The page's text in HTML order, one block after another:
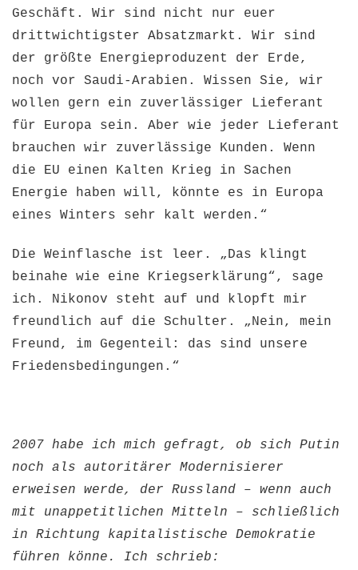
Geschäft. Wir sind nicht nur euer
drittwichtigster Absatzmarkt. Wir sind
der größte Energieproduzent der Erde,
noch vor Saudi-Arabien. Wissen Sie, wir
wollen gern ein zuverlässiger Lieferant
für Europa sein. Aber wie jeder Lieferant
brauchen wir zuverlässige Kunden. Wenn
die EU einen Kalten Krieg in Sachen
Energie haben will, könnte es in Europa
eines Winters sehr kalt werden.“
Die Weinflasche ist leer. „Das klingt
beinahe wie eine Kriegserklärung“, sage
ich. Nikonov steht auf und klopft mir
freundlich auf die Schulter. „Nein, mein
Freund, im Gegenteil: das sind unsere
Friedensbedingungen.“
2007 habe ich mich gefragt, ob sich Putin
noch als autoritärer Modernisierer
erweisen werde, der Russland – wenn auch
mit unappetitlichen Mitteln – schließlich
in Richtung kapitalistische Demokratie
führen könne. Ich schrieb: